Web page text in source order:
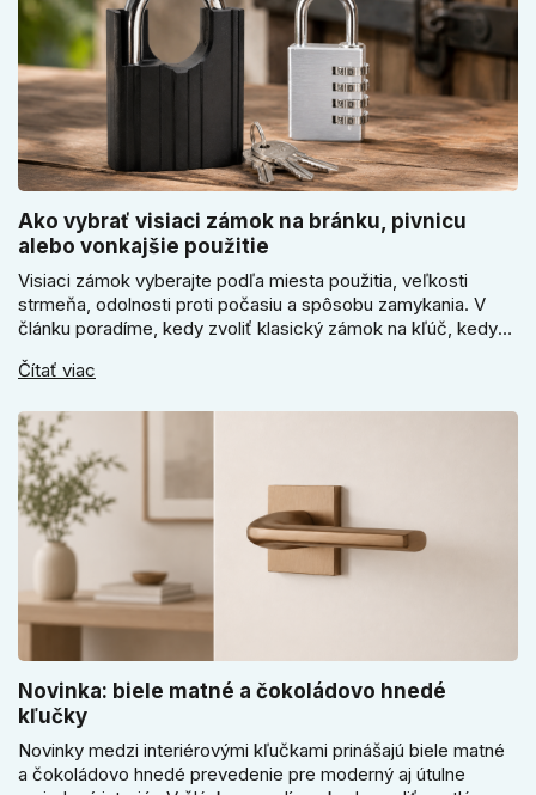
Ako vybrať visiaci zámok na bránku, pivnicu
alebo vonkajšie použitie
Visiaci zámok vyberajte podľa miesta použitia, veľkosti
strmeňa, odolnosti proti počasiu a spôsobu zamykania. V
článku poradíme, kedy zvoliť klasický zámok na kľúč, kedy
sa pri bránke, pivnici alebo záhradnom domčeku neoplatí
Čítať viac
Novinka: biele matné a čokoládovo hnedé
kľučky
Novinky medzi interiérovými kľučkami prinášajú biele matné
a čokoládovo hnedé prevedenie pre moderný aj útulne